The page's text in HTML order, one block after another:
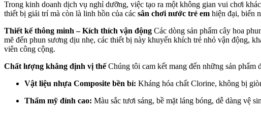
Trong kinh doanh dịch vụ nghỉ dưỡng, việc tạo ra một không gian vui chơi
thiết bị giải trí mà còn là linh hồn của các sân chơi nước trẻ em hiện đại, biến
Thiết kế thông minh – Kích thích vận động Các dòng sản phẩm cây hoa
mẽ đến phun sương dịu nhẹ, các thiết bị này khuyến khích trẻ nhỏ vận động,
viên công cộng.
Chất lượng khẳng định vị thếChúng tôi cam kết mang đến những sản phẩm
Vật liệu nhựa Composite bền bỉ: Kháng hóa chất Clorine, không bị
Thẩm mỹ đỉnh cao: Màu sắc tươi sáng, bề mặt láng bóng, dễ dàng vệ